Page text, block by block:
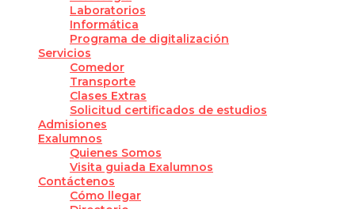
Laboratorios
Informática
Programa de digitalización
Servicios
Comedor
Transporte
Clases Extras
Solicitud certificados de estudios
Admisiones
Exalumnos
Quienes Somos
Visita guiada Exalumnos
Contáctenos
Cómo llegar